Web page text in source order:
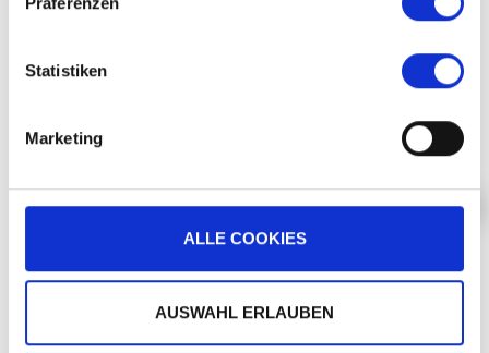
Statistiken
Marketing
ALLE COOKIES
AUSWAHL ERLAUBEN
PLUS
BETH HART